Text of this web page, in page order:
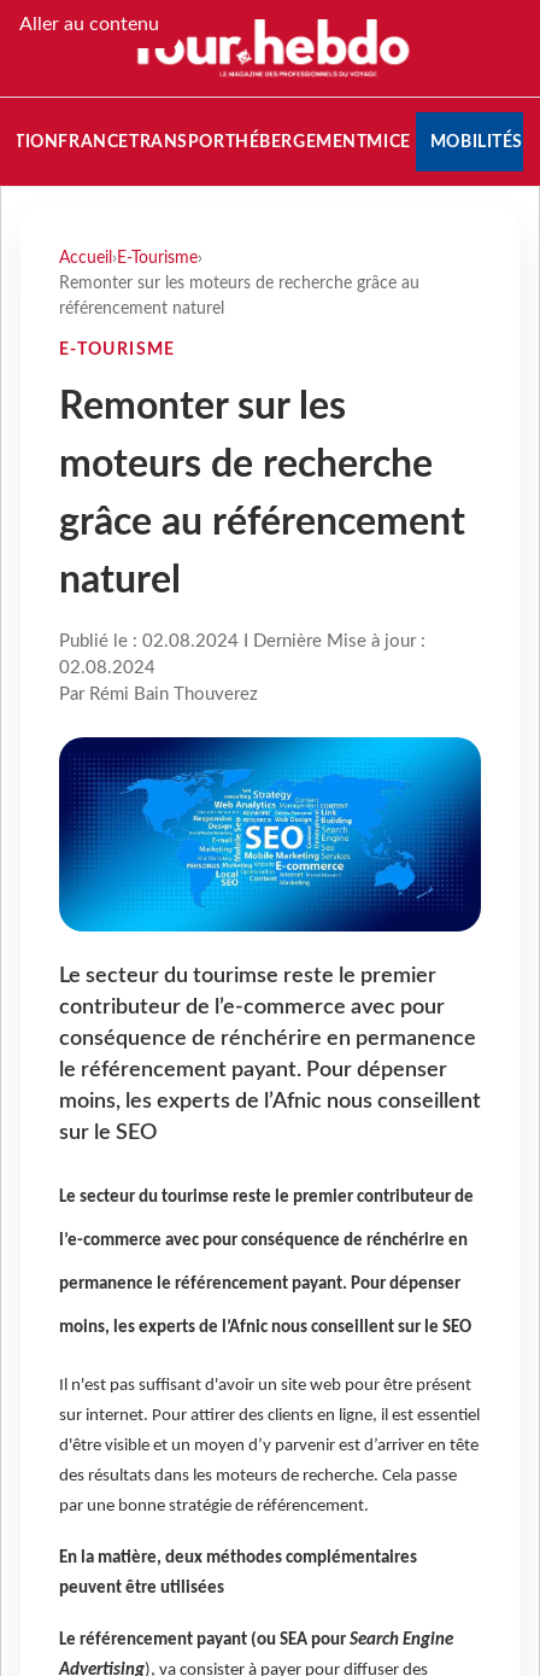
Aller au contenu
FRANCETRANSPORT HÉBERGEMENTMICE MOBILITÉS
Accueil › E-Tourisme›
Remonter sur les moteurs de recherche grâce au
référencement naturel
E-TOURISME
Remonter sur les
moteurs de recherche
grâce au référencement
naturel
Publié le : 02.08.2024 I Dernière Mise à jour :
02.08.2024
Par Rémi Bain Thouverez
Le secteur du tourimse reste le premier
contributeur de l’e-commerce avec pour
conséquence de rénchérire en permanence
le référencement payant. Pour dépenser
moins, les experts de l’Afnic nous conseillent
sur le SEO
Le secteur du tourimse reste le premier contributeur de
l’e-commerce avec pour conséquence de rénchérire en
permanence le référencement payant. Pour dépenser
moins, les experts de l’Afnic nous conseillent sur le SEO
Il n'est pas suffisant d'avoir un site web pour être présent
sur internet. Pour attirer des clients en ligne, il est essentiel
d'être visible et un moyen d’y parvenir est d’arriver en tête
des résultats dans les moteurs de recherche. Cela passe
par une bonne stratégie de référencement.
En la matière, deux méthodes complémentaires
peuvent être utilisées
Le référencement payant (ou SEA pour Search Engine
Advertising), va consister à payer pour diffuser des